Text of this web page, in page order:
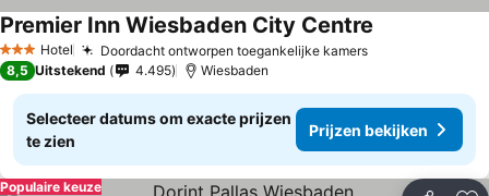
3 SterrenHotel Doordacht ontworpen toegankelijke kamersPrijzen
Premier Inn Wiesbaden City Centre
8,5 Uitstekend 4.495 Wiesbaden
Selecteer datums om exacte prijzen
te zien
Prijzen bekijken
Populaire keuze